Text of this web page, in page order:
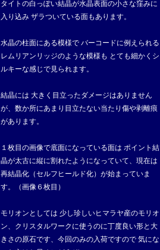
タイトの白っぽい結晶が水晶表面の小さな窪みに
入り込み ザラついている面もあります。
水晶の柱面にある模様で バーコードに例えられる
レムリアンリッジのような模様も とても細かくシ
ルキーな感じで見られます。
結晶には 大きく目立ったダメージはありません
が、数か所にあまり目立たない当たり傷や剥離痕
があります。
１枚目の画像で底面になっている面は ポイント結
晶が太古に縦に割れたようになっていて、現在は
再結晶化（セルフヒールド化）が始まっていま
す。（画像６枚目）
モリオンとしては 少し珍しいヒマラヤ産のモリオ
ン、クリスタルワークに使うのに丁度良い形と大
きさの原石です、今回のみの入荷ですので 気にな